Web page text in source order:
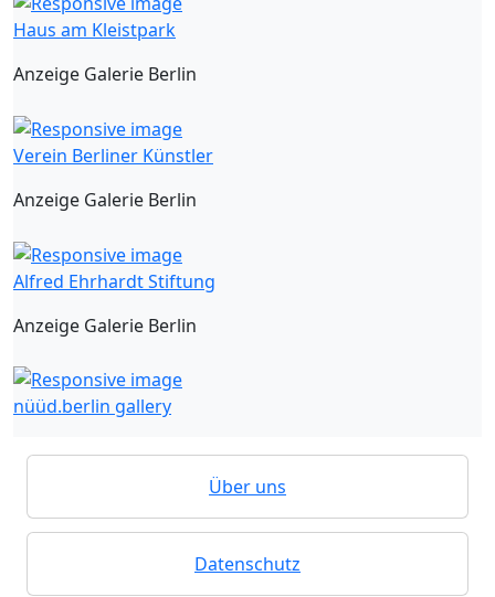
Haus am Kleistpark
Anzeige Galerie Berlin
Verein Berliner Künstler
Anzeige Galerie Berlin
Alfred Ehrhardt Stiftung
Anzeige Galerie Berlin
nüüd.berlin gallery
Über uns
Datenschutz